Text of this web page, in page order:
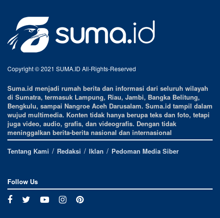
Copyright © 2021 SUMA.ID All-Rights-Reserved
Suma.id menjadi rumah berita dan informasi dari seluruh wilayah
di Sumatra, termasuk Lampung, Riau, Jambi, Bangka Belitung,
Bengkulu, sampai Nangroe Aceh Darusalam. Suma.id tampil dalam
wujud multimedia. Konten tidak hanya berupa teks dan foto, tetapi
juga video, audio, grafis, dan videografis. Dengan tidak
meninggalkan berita-berita nasional dan internasional
Tentang Kami
Redaksi Iklan Pedoman Media Siber
Follow Us